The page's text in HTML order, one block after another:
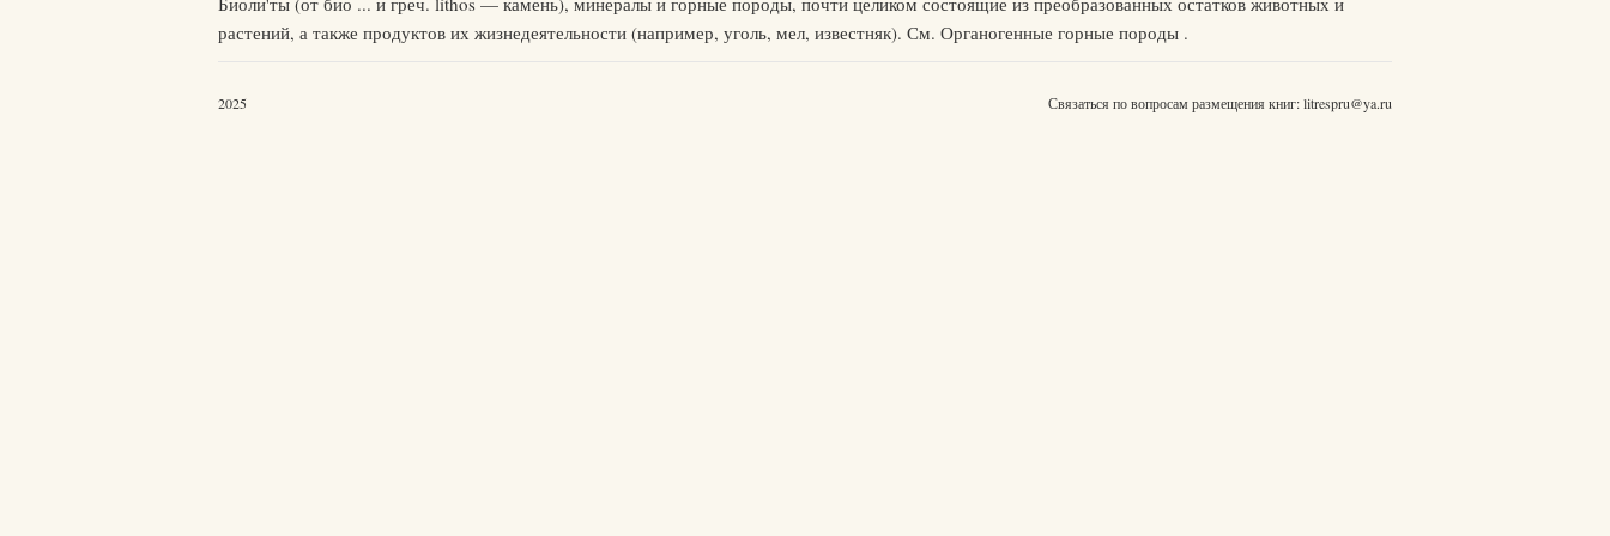
растений, а также продуктов их жизнедеятельности (например, уголь, мел, известняк). См. Органогенные горные породы .
2025 Связаться по вопросам размещения книг:litrespru@ya.ru